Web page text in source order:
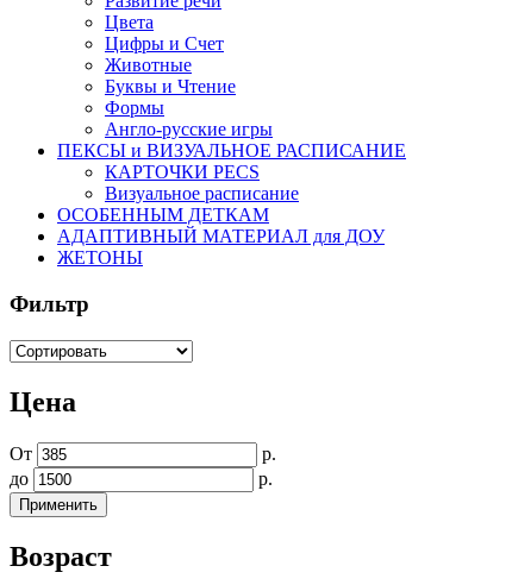
Цвета
Цифры и Счет
Животные
Буквы и Чтение
Формы
Англо-русские игры
ПЕКСЫ и ВИЗУАЛЬНОЕ РАСПИСАНИЕ
КАРТОЧКИ PECS
Визуальное расписание
ОСОБЕННЫМ ДЕТКАМ
АДАПТИВНЫЙ МАТЕРИАЛ для ДОУ
ЖЕТОНЫ
Фильтр
Цена
От
р.
до
р.
Возраст